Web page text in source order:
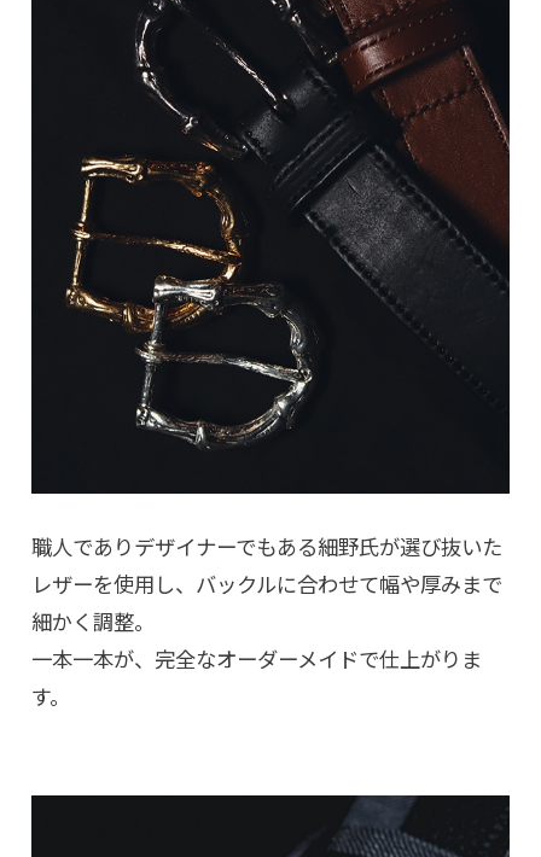
職人でありデザイナーでもある細野氏が選び抜いた
レザーを使用し、バックルに合わせて幅や厚みまで
細かく調整。
一本一本が、完全なオーダーメイドで仕上がりま
す。